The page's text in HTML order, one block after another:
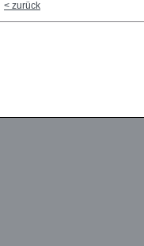
< zurück